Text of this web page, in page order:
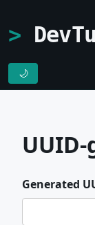
🌙
Generated